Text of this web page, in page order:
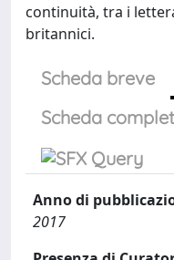
continuità, tra i
britannici.
Scheda breve
Scheda
Anno di
2017